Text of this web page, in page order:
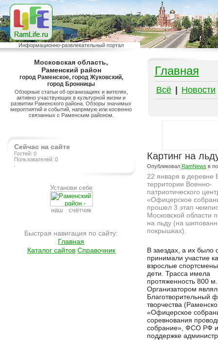
Информационно-развлекательный портал
Московская область,
Раменский район
город Раменское, город Жуковский,
город Бронницы
Обзорные статьи об организациях и жителях,
активно участвующих в культурной жизни и
развитии Раменского района. Обзоры значимых
мероптиятий и событий, напрямую или косвенно
связанных с Раменским районом.
Сейчас на сайте
Гостей: 0
Пользователей: 0
Установи себе
наш счётчик
Быстрая навигация по сайту:
Главная
Каталог сайтов Справочник
Главная
Всё Новости
Картинг на
Опубликовал RamNews в
22 января в деревне
территории Военно-
патриотического
«Офицерское
прошел 3 этап
Московской области
на льду (на
покрышках).
В заездах, а их было
принимали участие
взрослые
дети. Трасса имела
протяженность 800 м.
Организатором
Благотворительный
творчества
«Офицерское
соревнования
собрание», ФСО РФ и
поддержке